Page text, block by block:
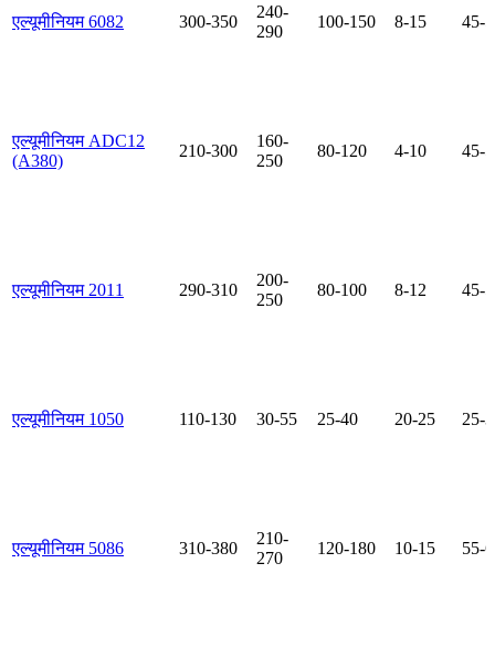
एल्यूमीनियम 6082 300-350
240-
290
100-150 8-15 45-
एल्यूमीनियम ADC12
(A380)
210-300
160-
250
80-120 4-10 45-
एल्यूमीनियम 2011 290-310
200-
250
80-100 8-12 45-
एल्यूमीनियम 1050 110-130 30-55 25-40 20-25 25-
एल्यूमीनियम 5086 310-380
210-
270
120-180 10-15 55-